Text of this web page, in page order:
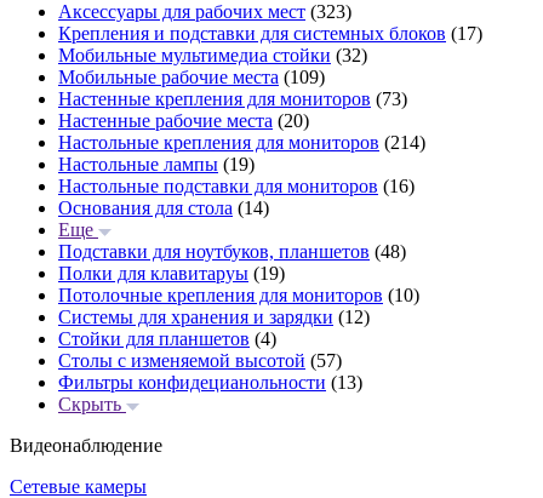
Аксессуары для рабочих мест (323)
Крепления и подставки для системных блоков (17)
Мобильные мультимедиа стойки (32)
Мобильные рабочие места (109)
Настенные крепления для мониторов (73)
Настенные рабочие места (20)
Настольные крепления для мониторов (214)
Настольные лампы (19)
Настольные подставки для мониторов (16)
Основания для стола (14)
Еще
Подставки для ноутбуков, планшетов (48)
Полки для клавитаруы (19)
Потолочные крепления для мониторов (10)
Системы для хранения и зарядки (12)
Стойки для планшетов (4)
Столы с изменяемой высотой (57)
Фильтры конфидецианольности (13)
Скрыть
Видеонаблюдение
Сетевые камеры